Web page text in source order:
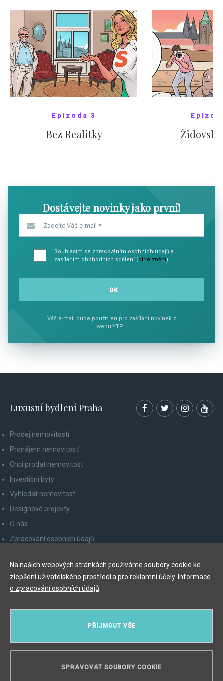
Epizoda 3
Bez Realitky
Dostávejte novinky jako první!
Souhlasím se zpracováním osobních údajů a
zasíláním obchodních sdělení (plné znění)
Váš e-mail bude použit jen pro zasílání novinek z
webu YTPI.
Luxusní bydlení Praha
Prodej nemovitostí
Pronájem nemovitostí
Chci prodat nemovitost
Investiční byty
Vyhledat nemovitost
Designové projekty
O nás
Zpracování osobních údajů
Odhlášení z newsletteru
Myslíková 245/3, 110 00 Praha 1
PŘIJMOUT VŠE
SPRAVOVAT SOUBORY COOKIE
Na našich webových stránkách používáme soubory cookie ke
zlepšení uživatelského prostředí a pro reklamní účely. Informace
o zpracování osobních údajů